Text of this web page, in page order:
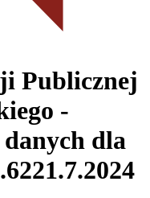
Publicznej
-
danych dla